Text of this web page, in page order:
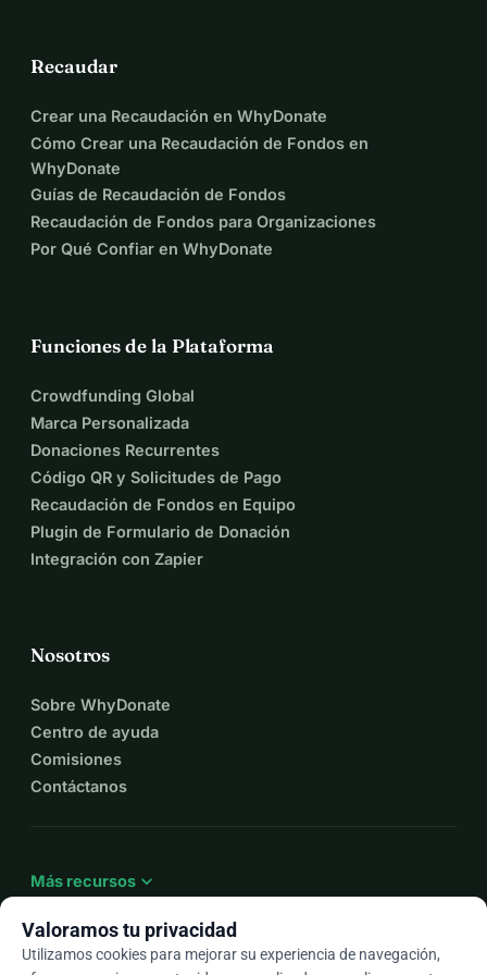
desarrollos a través de los medios disponibles.
Saludos,
establecimiento
Isabelle
Recaudar
Crear una Recaudación en WhyDonate
Cómo Crear una Recaudación de Fondos en
WhyDonate
Guías de Recaudación de Fondos
Recaudación de Fondos para Organizaciones
Por Qué Confiar en WhyDonate
Funciones de la Plataforma
Crowdfunding Global
Marca Personalizada
Donaciones Recurrentes
Código QR y Solicitudes de Pago
Recaudación de Fondos en Equipo
Plugin de Formulario de Donación
Integración con Zapier
Nosotros
Sobre WhyDonate
Centro de ayuda
Comisiones
Contáctanos
Más recursos expand_more
Valoramos tu privacidad
Utilizamos cookies para mejorar su experiencia de navegación,